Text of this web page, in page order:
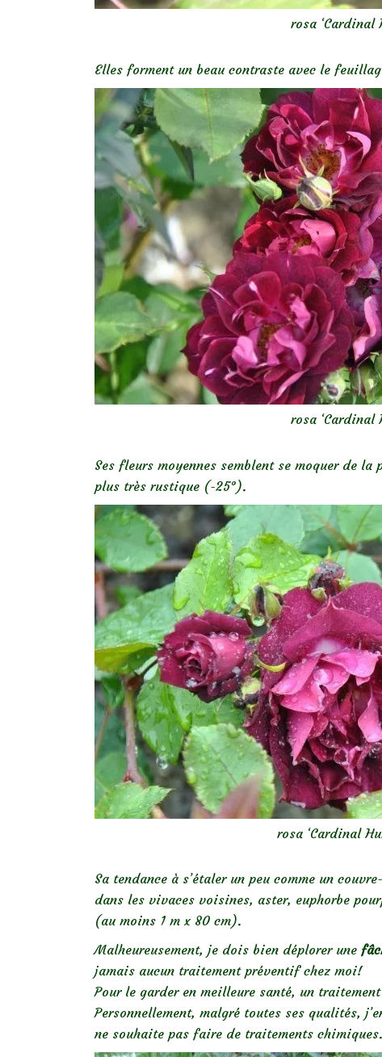
rosa ‘Cardinal
Elles forment un beau contraste avec le
rosa ‘Cardinal
Ses fleurs moyennes semblent se moquer de
plus très rustique (-25°).
rosa ‘Cardinal
Sa tendance à s’étaler un peu comme un
dans les vivaces voisines, aster, euphorbe
(au moins 1 m x 80 cm).
Malheureusement, je dois bien déplorer une
jamais aucun traitement préventif chez moi!
Pour le garder en meilleure santé, un
Personnellement, malgré toutes ses qualités,
ne souhaite pas faire de traitements